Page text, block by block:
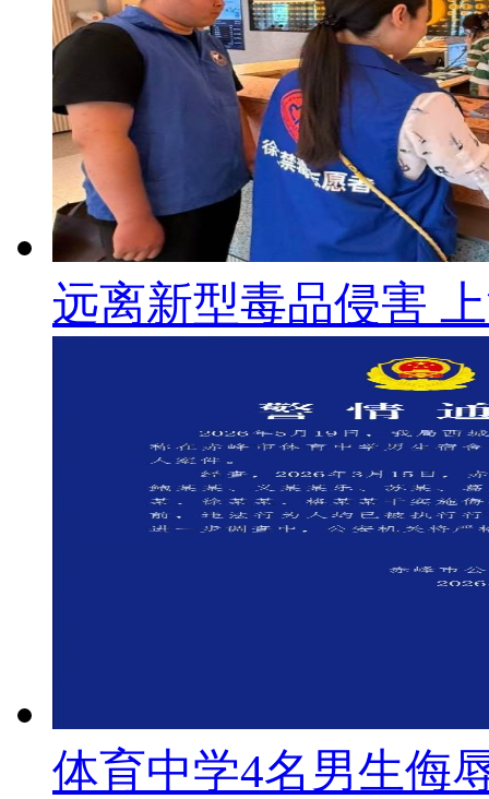
远离新型毒品侵害
体育中学4名男生侮